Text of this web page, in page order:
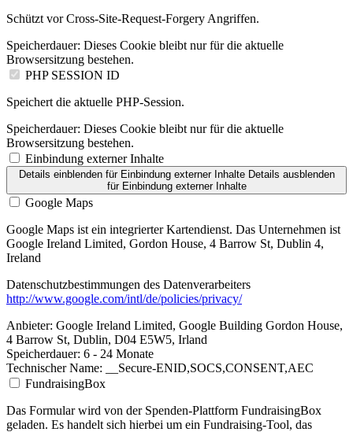
Schützt vor Cross-Site-Request-Forgery Angriffen.
Speicherdauer: Dieses Cookie bleibt nur für die aktuelle
Browsersitzung bestehen.
PHP SESSION ID
Speichert die aktuelle PHP-Session.
Speicherdauer: Dieses Cookie bleibt nur für die aktuelle
Browsersitzung bestehen.
Einbindung externer Inhalte
Details einblendenfür Einbindung externer Inhalte Details ausblenden
für Einbindung externer Inhalte
Google Maps
Google Maps ist ein integrierter Kartendienst. Das Unternehmen ist
Google Ireland Limited, Gordon House, 4 Barrow St, Dublin 4,
Ireland
Datenschutzbestimmungen des Datenverarbeiters
http://www.google.com/intl/de/policies/privacy/
Anbieter: Google Ireland Limited, Google Building Gordon House,
4 Barrow St, Dublin, D04 E5W5, Irland
Speicherdauer: 6 - 24 Monate
Technischer Name: __Secure-ENID,SOCS,CONSENT,AEC
FundraisingBox
Das Formular wird von der Spenden-Plattform FundraisingBox
geladen. Es handelt sich hierbei um ein Fundraising-Tool, das